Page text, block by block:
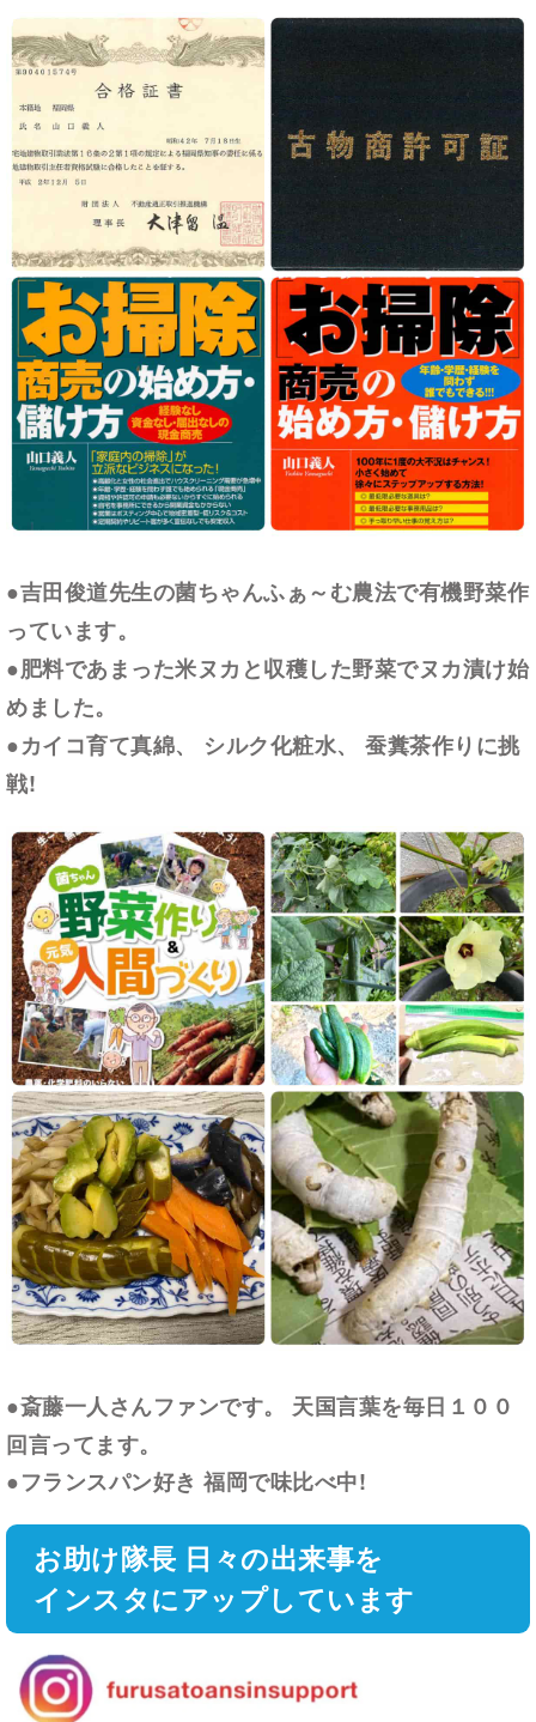
●吉田俊道先生の菌ちゃんふぁ～む農法で有機野菜作
っています。
●肥料であまった米ヌカと収穫した野菜でヌカ漬け始
めました。
●カイコ育て真綿、 シルク化粧水、 蚕糞茶作りに挑
戦!
●斎藤一人さんファンです。 天国言葉を毎日１００
回言ってます。
●フランスパン好き 福岡で味比べ中!
お助け隊長 日々の出来事を
インスタにアップしています